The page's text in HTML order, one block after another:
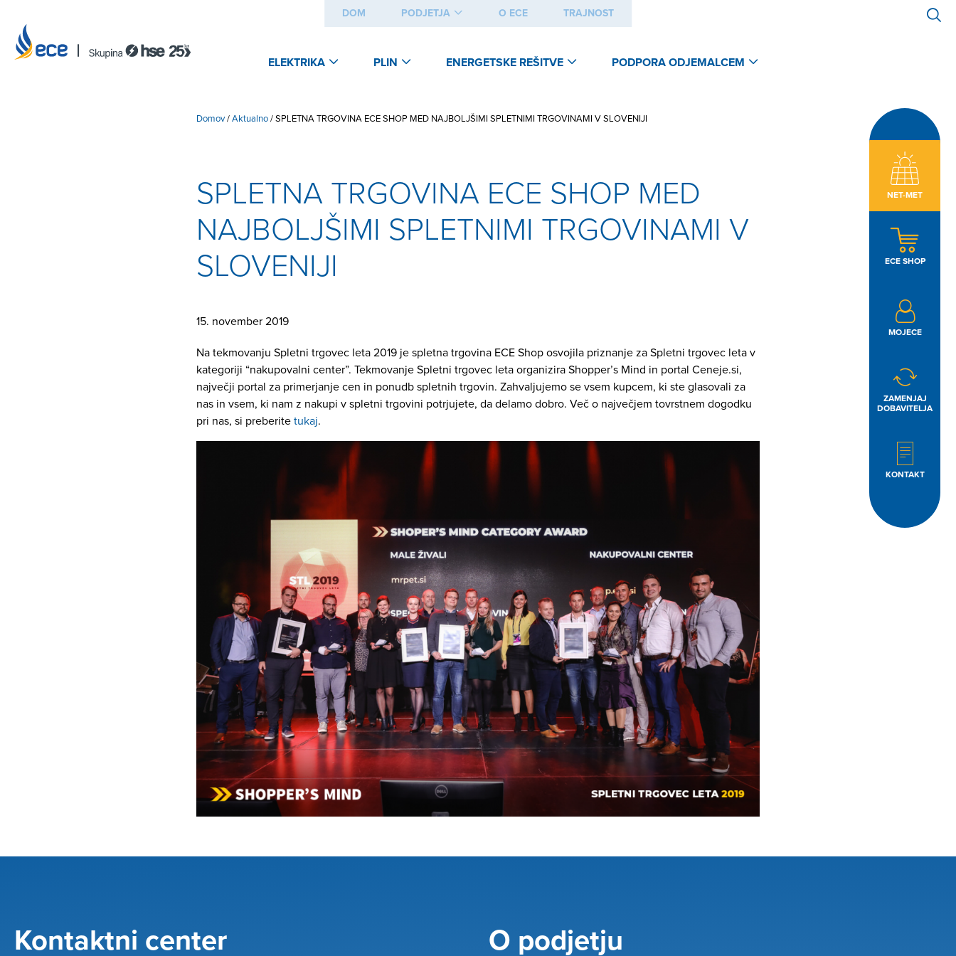
DOM PODJETJA O ECE TRAJNOST
ELEKTRIKA PLIN ENERGETSKE REŠITVE PODPORA ODJEMALCEM
NET-MET
ECE SHOP
MOJECE
ZAMENJAJ
DOBAVITELJA
KONTAKT
Domov/Aktualno/SPLETNA TRGOVINA ECE SHOP MED NAJBOLJŠIMI SPLETNIMI TRGOVINAMI V SLOVENIJI
SPLETNA TRGOVINA ECE SHOP MED
NAJBOLJŠIMI SPLETNIMI TRGOVINAMI V
SLOVENIJI
15. november 2019
Na tekmovanju Spletni trgovec leta 2019 je spletna trgovina ECE Shop osvojila priznanje za Spletni trgovec leta v
kategoriji “nakupovalni center”. Tekmovanje Spletni trgovec leta organizira Shopper’s Mind in portal Ceneje.si,
največji portal za primerjanje cen in ponudb spletnih trgovin. Zahvaljujemo se vsem kupcem, ki ste glasovali za
nas in vsem, ki nam z nakupi v spletni trgovini potrjujete, da delamo dobro. Več o največjem tovrstnem dogodku
pri nas, si preberite tukaj.
Kontaktni center O podjetju